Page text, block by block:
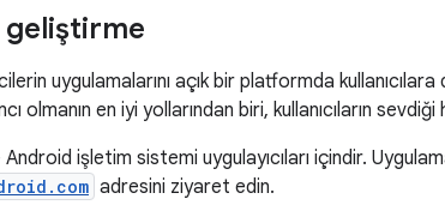
geliştirme
uygulamalarını açık bir platformda
olmanın en iyi yollarından biri, kullanıcıların
işletim sistemi uygulayıcıları içindir.
adresini ziyaret edin.